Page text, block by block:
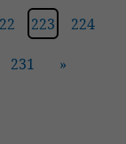
223 224
231 »